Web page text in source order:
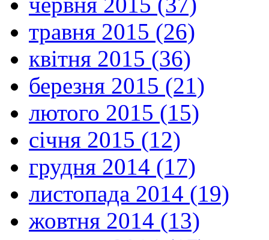
травня 2015 (26)
квітня 2015 (36)
березня 2015 (21)
лютого 2015 (15)
січня 2015 (12)
грудня 2014 (17)
листопада 2014 (19)
жовтня 2014 (13)